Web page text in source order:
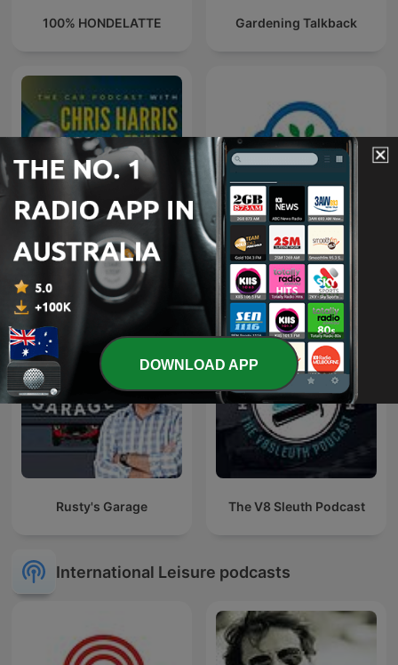
100% HONDELATTE Gardening Talkback
The Car Podcast with
Chris Harris & Friends
All The Dirt Gardening,
Sustainability and Food
Rusty's Garage The V8 Sleuth Podcast
International Leisure podcasts
DOWNLOAD APP